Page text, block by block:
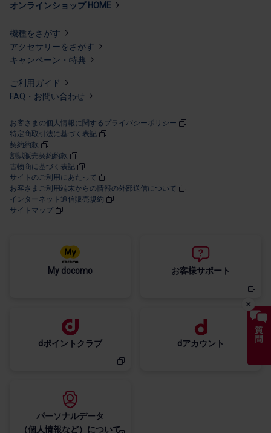
オンラインショップ HOME
機種を​さが​す
アクセサリーを​さが​す
キャンペーン・​特典
ご利用​ガイド
FAQ・​お問い​合わせ
お客さまの個人情報に関するプライバシーポリシー
特定商取引法に​基づく​表記
契約約款
割賦販売契約約款
古物商に​基づく​表記
サイトの​ご利用に​あたって
お客さまご利用端末からの情報の外部送信について
インターネット通信販売規約
サイトマップ
My docomo お客様サポート
dポイントクラブ dアカウント
パーソナルデータ